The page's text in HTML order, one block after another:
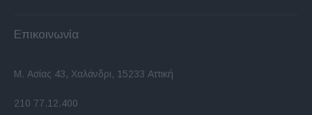
Επικοινωνία
Μ. Ασίας 43, Χαλάνδρι, 15233 Αττική
210 77.12.400